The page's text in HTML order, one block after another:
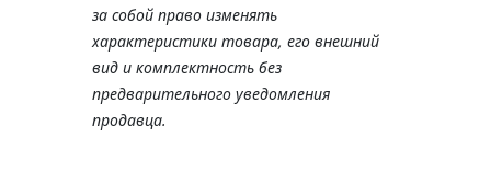
за собой право изменять
характеристики товара, его внешний
вид и комплектность без
предварительного уведомления
продавца.